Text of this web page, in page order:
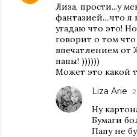
Лиза, прости...у
фантазией....что
угадаю что это!
говорит о том
впечатлением от
папы! ))))))
Может это какой
Liza Arie
Ну
Бумаги
Папу не